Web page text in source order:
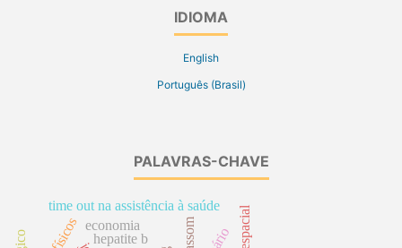
IDIOMA
English
Português (Brasil)
PALAVRAS-CHAVE
hepatite b
time out na assistência à saúde
economia